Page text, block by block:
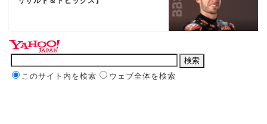
このサイト内を検索 ウェブ全体を検索